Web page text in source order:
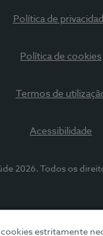
estritamente
Política de
Política de cookies
Termos de
Acessibilidade
2026. Todos os